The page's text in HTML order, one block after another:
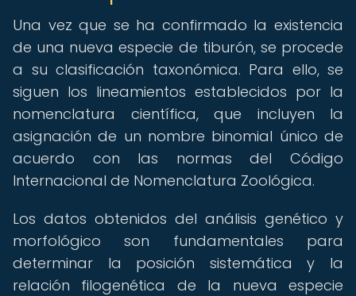
Una vez que se ha confirmado la existencia
de una nueva especie de tiburón, se procede
a su clasificación taxonómica. Para ello, se
siguen los lineamientos establecidos por la
nomenclatura científica, que incluyen la
asignación de un nombre binomial único de
acuerdo con las normas del Código
Internacional de Nomenclatura Zoológica.
Los datos obtenidos del análisis genético y
morfológico son fundamentales para
determinar la posición sistemática y la
relación filogenética de la nueva especie